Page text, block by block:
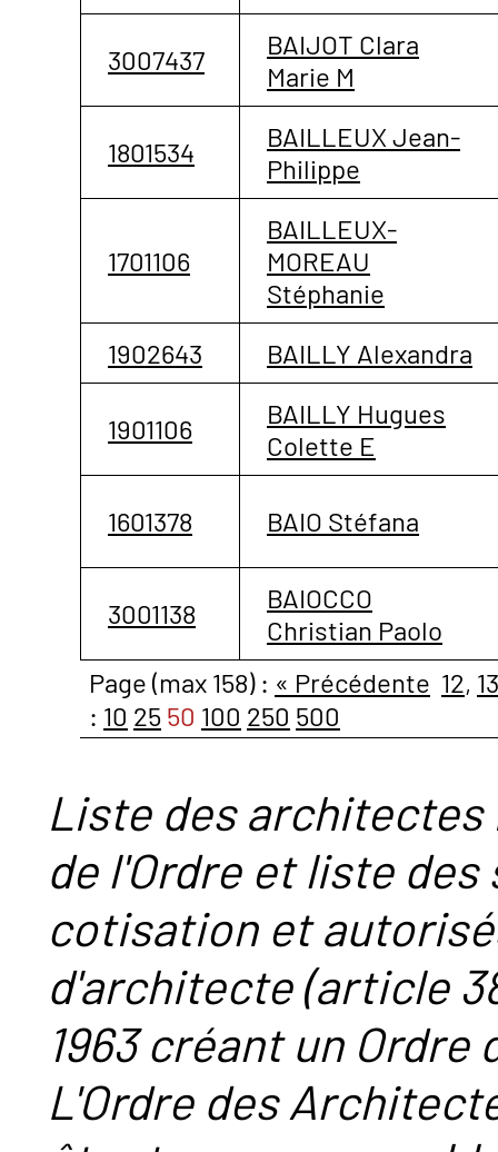
3007437
BAIJOT Clara
Marie M
1801534
BAILLEUX Jean-
Philippe
1701106
BAILLEUX-
MOREAU
Stéphanie
1902643
BAILLY Alexandra
1901106
BAILLY Hugues
Colette E
1601378 BAIO Stéfana
3001138
BAIOCCO
Christian Paolo
Page (max 158) : « Précédente 12, 13
: 10 25 50 100 250 500
Liste des
de l'Ordre et liste
cotisation et
d'architecte (article
1963 créant un
L'Ordre des